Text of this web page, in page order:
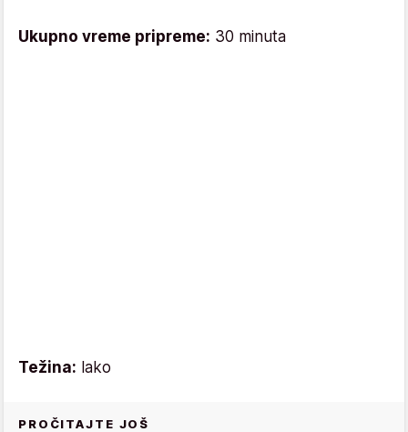
Ukupno vreme pripreme: 30 minuta
Težina: lako
PROČITAJTE JOŠ